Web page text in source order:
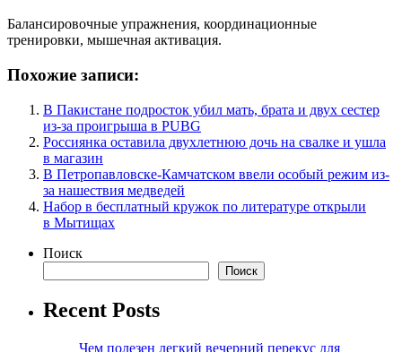
Балансировочные упражнения, координационные
тренировки, мышечная активация.
Похожие записи:
В Пакистане подросток убил мать, брата и двух сестер
из-за проигрыша в PUBG
Россиянка оставила двухлетнюю дочь на свалке и ушла
в магазин
В Петропавловске-Камчатском ввели особый режим из-
за нашествия медведей
Набор в бесплатный кружок по литературе открыли
в Мытищах
Поиск
Поиск
Recent Posts
Чем полезен легкий вечерний перекус для